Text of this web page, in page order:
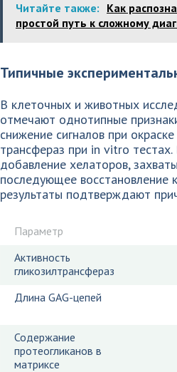
Читайте также: Как
простой путь к сложному
Типичные
В клеточных и животных
отмечают однотипные
снижение сигналов при
трансфераз при in vitro
добавление хелаторов,
последующее восстановление
результаты подтверждают
Параметр
Активность
гликозилтрансфераз
Длина GAG-цепей
Содержание
протеогликанов в
матриксе